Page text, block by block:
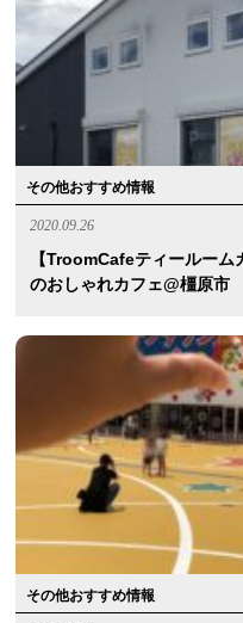
その他おすすめ情報
2020.09.26
【TroomCafeティールー
のおしゃれカフェ@橿原市
その他おすすめ情報